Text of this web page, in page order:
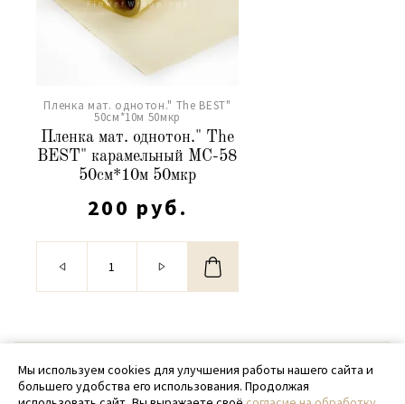
Пленка мат. однотон." The BEST"
50см*10м 50мкр
Пленка мат. однотон." The
BEST" карамельный МС-58
50см*10м 50мкр
200 руб.
© 2020 - 2026 SamPack
+ 7 (918) 699-97-87
Мы используем cookies для улучшения работы нашего сайта и
большего удобства его использования. Продолжая